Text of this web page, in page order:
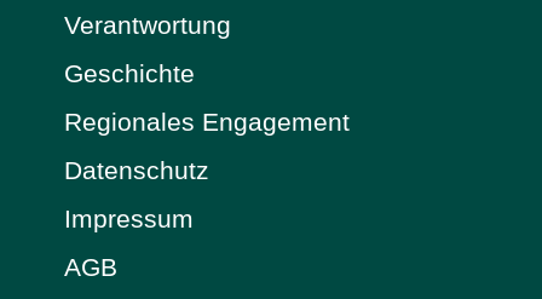
Verantwortung
Geschichte
Regionales Engagement
Datenschutz
Impressum
AGB